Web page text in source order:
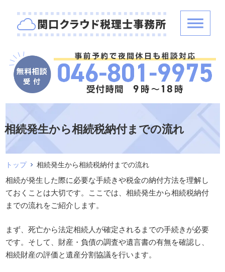
相続発生から相続税納付までの流れ
トップ 相続発生から相続税納付までの流れ
相続が発生した際に必要な手続きや税金の納付方法を理解し
ておくことは大切です。ここでは、相続発生から相続税納付
までの流れをご紹介します。
まず、死亡から法定相続人が確定されるまでの手続きが必要
です。そして、財産・負債の調査や遺言書の有無を確認し、
相続財産の評価と遺産分割協議を行います。